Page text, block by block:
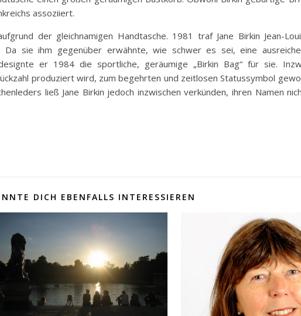
assoziiert.
der gleichnamigen Handtasche. 1981 traf Jane Birkin Jean-
Da sie ihm gegenüber erwähnte, wie schwer es sei, eine
er 1984 die sportliche, geräumige „Birkin Bag“ für sie.
produziert wird, zum begehrten und zeitlosen Statussymbol
ließ Jane Birkin jedoch inzwischen verkünden, ihren Namen
DICH EBENFALLS INTERESSIEREN